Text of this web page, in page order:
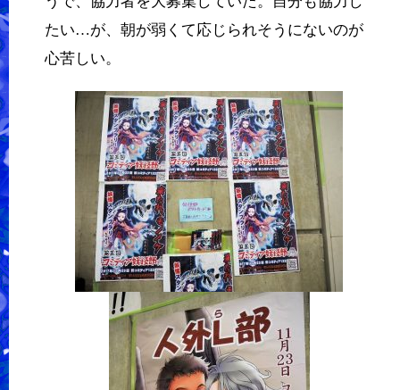
たい…が、朝が弱くて応じられそうにないのが
心苦しい。